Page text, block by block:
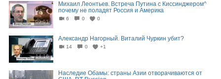
09:51
Михаил Леонтьев. Встреча Путина с Киссинджером^
почему не поладят Россия и Америка
6 0 0
14:16
Александр Нагорный. Виталий Чуркин убит?
14 0 +1
Наследие Обамы: страны Азии отворачиваются от